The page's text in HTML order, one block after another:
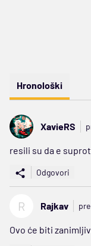
Hronološki
XavieRS
resili su da e
Odgovori
R Rajkav
Ovo će biti